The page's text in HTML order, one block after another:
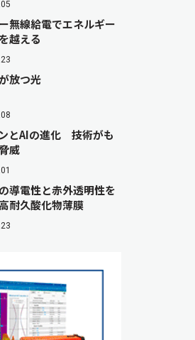
無線給電でエネルギー
越える
放つ光
とAIの進化 技術がも
威
導電性と赤外透明性を
耐久酸化物薄膜